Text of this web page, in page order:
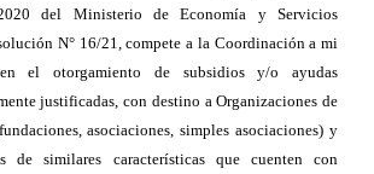
del Ministerio de Economía y Servicios
N° 16/21, compete a la Coordinación a mi
el otorgamiento de subsidios y/o ayudas
justificadas, con destino a Organizaciones de
asociaciones, simples asociaciones) y
de similares características que cuenten con